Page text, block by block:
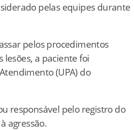
pelas equipes durante
pelos procedimentos
a paciente foi
(UPA) do
responsável pelo registro do
agressão.